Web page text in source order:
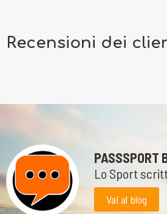
Recensioni dei
PASSSPORT
Lo Sport
Vai al blog